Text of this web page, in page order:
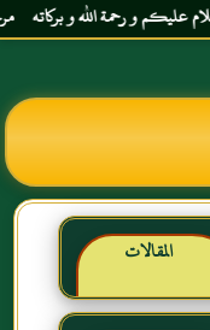
عليكم و رحمة الله و بركاته
المقالات